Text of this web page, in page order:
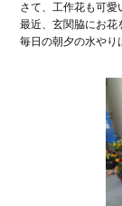
さて、工作花も可愛
最近、玄関脇にお花
毎日の朝夕の水やり